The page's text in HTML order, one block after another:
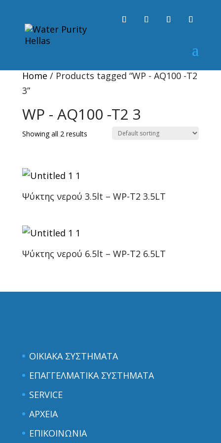
Home / Products tagged “WP - AQ100 -T2
3”
WP - AQ100 -T2 3
Showing all 2 results
Ψύκτης νερού 3.5lt – WP-T2 3.5LT
Ψύκτης νερού 6.5lt – WP-T2 6.5LT
ΟΙΚΙΑΚΑ ΣΥΣΤΗΜΑΤΑ
ΕΠΑΓΓΕΛΜΑΤΙΚΑ ΣΥΣΤΗΜΑΤΑ
SERVICE
ΑΡΧΕΙΑ
ΕΠΙΚΟΙΝΩΝΙΑ